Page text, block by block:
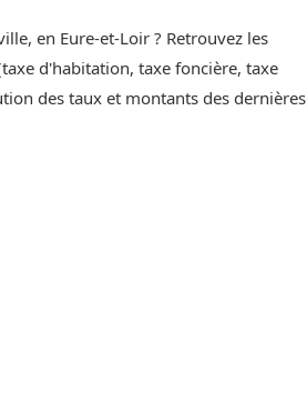
en Eure-et-Loir ? Retrouvez les
d'habitation, taxe foncière, taxe
des taux et montants des dernières